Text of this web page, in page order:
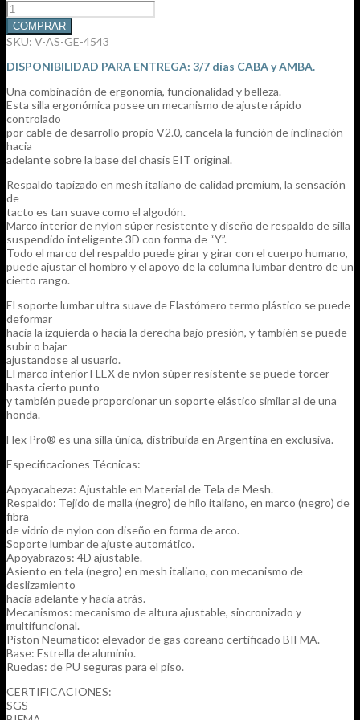
Sillón
de
Escritorio
FLEX
PRO
cantidad
COMPRAR
SKU: V-AS-GE-4543
DISPONIBILIDAD PARA ENTREGA: 3/7 días CABA y AMBA.
Una combinación de ergonomía, funcionalidad y belleza.
Esta silla ergonómica posee un mecanismo de ajuste rápido
controlado
por cable de desarrollo propio V2.0, cancela la función de inclinación
hacia
adelante sobre la base del chasis EIT original.
Respaldo tapizado en mesh italiano de calidad premium, la sensación
de
tacto es tan suave como el algodón.
Marco interior de nylon súper resistente y diseño de respaldo de silla
suspendido inteligente 3D con forma de “Y”.
Todo el marco del respaldo puede girar y girar con el cuerpo humano,
puede ajustar el hombro y el apoyo de la columna lumbar dentro de un
cierto rango.
El soporte lumbar ultra suave de Elastómero termo plástico se puede
deformar
hacia la izquierda o hacia la derecha bajo presión, y también se puede
subir o bajar
ajustandose al usuario.
El marco interior FLEX de nylon súper resistente se puede torcer
hasta cierto punto
y también puede proporcionar un soporte elástico similar al de una
honda.
Flex Pro® es una silla única, distribuida en Argentina en exclusiva.
Especificaciones Técnicas:
Apoyacabeza: Ajustable en Material de Tela de Mesh.
Respaldo: Tejido de malla (negro) de hilo italiano, en marco (negro) de
fibra
de vidrio de nylon con diseño en forma de arco.
Soporte lumbar de ajuste automático.
Apoyabrazos: 4D ajustable.
Asiento en tela (negro) en mesh italiano, con mecanismo de
deslizamiento
hacia adelante y hacia atrás.
Mecanismos: mecanismo de altura ajustable, sincronizado y
multifuncional.
Piston Neumatico: elevador de gas coreano certificado BIFMA.
Base: Estrella de aluminio.
Ruedas: de PU seguras para el piso.
CERTIFICACIONES:
SGS